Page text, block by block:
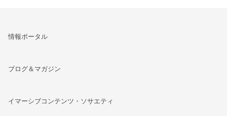
情報ポータル
ブログ＆マガジン
イマーシブコンテンツ・ソサエティ